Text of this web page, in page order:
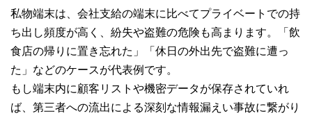
私物端末は、会社支給の端末に比べてプライベートでの持
ち出し頻度が高く、紛失や盗難の危険も高まります。「飲
食店の帰りに置き忘れた」「休日の外出先で盗難に遭っ
た」などのケースが代表例です。
もし端末内に顧客リストや機密データが保存されていれ
ば、第三者への流出による深刻な情報漏えい事故に繋がり